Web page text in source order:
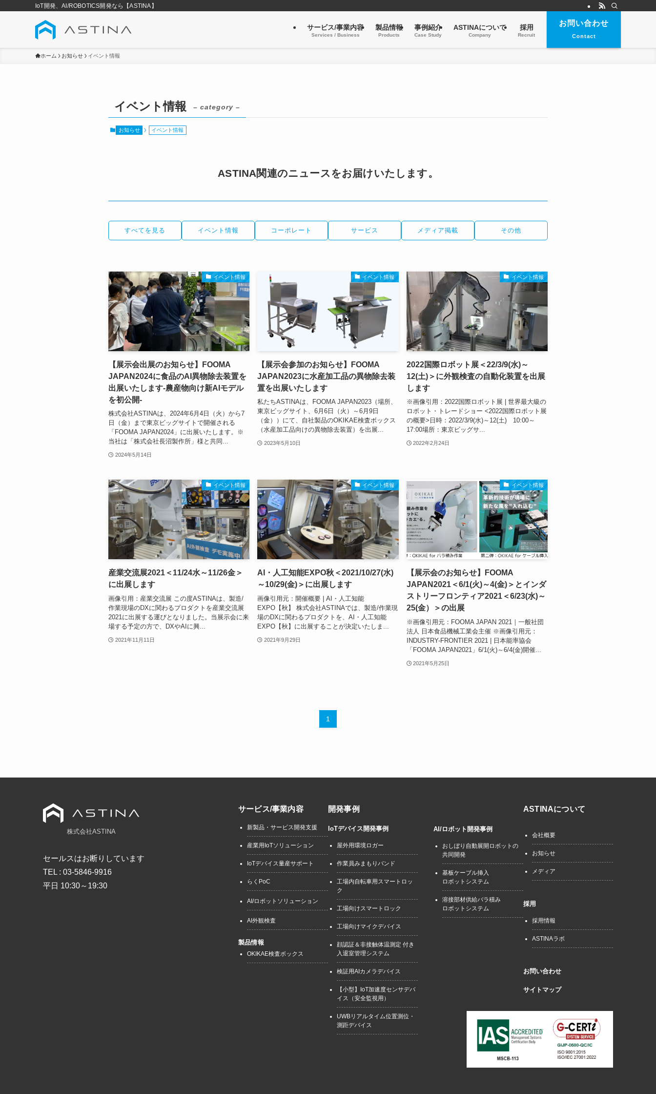
IoT開発、AI/ROBOTICS開発なら【ASTINA】
サービス/事業内容
Services / Business
製品情報
Products
事例紹介
Case Study
ASTINAについて
Company
採用
Recruit
お問い合わせ
Contact
ホーム お知らせ イベント情報
イベント情報 – category –
お知らせ イベント情報
ASTINA関連のニュースをお届けいたします。
すべてを見る イベント情報 コーポレート サービス メディア掲載 その他
イベント情報
【展示会出展のお知らせ】FOOMA
JAPAN2024に食品のAI異物除去装置を
出展いたします-農産物向け新AIモデル
を初公開-
株式会社ASTINAは、2024年6月4日（火）から7
日（金）まで東京ビッグサイトで開催される
「FOOMA JAPAN2024」に出展いたします。※
当社は「株式会社長沼製作所」様と共同...
2024年5月14日
イベント情報
【展示会参加のお知らせ】FOOMA
JAPAN2023に水産加工品の異物除去装
置を出展いたします
私たちASTINAは、FOOMA JAPAN2023（場所、
東京ビッグサイト、6月6日（火）～6月9日
（金））にて、自社製品のOKIKAE検査ボックス
（水産加工品向けの異物除去装置）を出展...
2023年5月10日
イベント情報
2022国際ロボット展＜22/3/9(水)～
12(土)＞に外観検査の自動化装置を出展
します
※画像引用：2022国際ロボット展 | 世界最大級の
ロボット・トレードショー <2022国際ロボット展
の概要>日時：2022/3/9(水)～12(土) 10:00～
17:00場所：東京ビッグサ...
2022年2月24日
イベント情報
産業交流展2021＜11/24水～11/26金＞
に出展します
画像引用：産業交流展 この度ASTINAは、製造/
作業現場のDXに関わるプロダクトを産業交流展
2021に出展する運びとなりました。当展示会に来
場する予定の方で、DXやAIに興...
2021年11月11日
イベント情報
AI・人工知能EXPO秋＜2021/10/27(水)
～10/29(金)＞に出展します
画像引用元：開催概要 | AI・人工知能
EXPO【秋】 株式会社ASTINAでは、製造/作業現
場のDXに関わるプロダクトを、AI・人工知能
EXPO【秋】に出展することが決定いたしま...
2021年9月29日
イベント情報
【展示会のお知らせ】FOOMA
JAPAN2021＜6/1(火)～4(金)＞とインダ
ストリーフロンティア2021＜6/23(水)～
25(金）＞の出展
※画像引用元：FOOMA JAPAN 2021｜一般社団
法人 日本食品機械工業会主催 ※画像引用元：
INDUSTRY-FRONTIER 2021 | 日本能率協会
「FOOMA JAPAN2021」6/1(火)～6/4(金)開催...
2021年5月25日
1
株式会社ASTINA
セールスはお断りしています
TEL : 03-5846-9916
平日 10:30～19:30
サービス/事業内容
新製品・サービス開発支援
産業用IoTソリューション
IoTデバイス量産サポート
らくPoC
AI/ロボットソリューション
AI外観検査
製品情報
OKIKAE検査ボックス
開発事例
IoTデバイス開発事例
屋外用環境ロガー
作業員みまもりバンド
工場内自転車用スマートロッ
ク
工場向けスマートロック
工場向けマイクデバイス
顔認証＆非接触体温測定 付き
入退室管理システム
検証用AIカメラデバイス
【小型】IoT加速度センサデバ
イス（安全監視用）
UWBリアルタイム位置測位・
測距デバイス
AI/ロボット開発事例
おしぼり自動展開ロボットの
共同開発
基板ケーブル挿入
ロボットシステム
溶接部材供給バラ積み
ロボットシステム
ASTINAについて
会社概要
お知らせ
メディア
採用
採用情報
ASTINAラボ
お問い合わせ
サイトマップ